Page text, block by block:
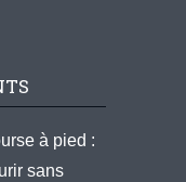
à pied :
sans